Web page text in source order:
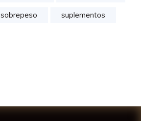
sobrepeso suplementos